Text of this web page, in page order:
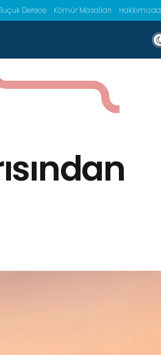
Derece Kömür Masalları Hakkımızda